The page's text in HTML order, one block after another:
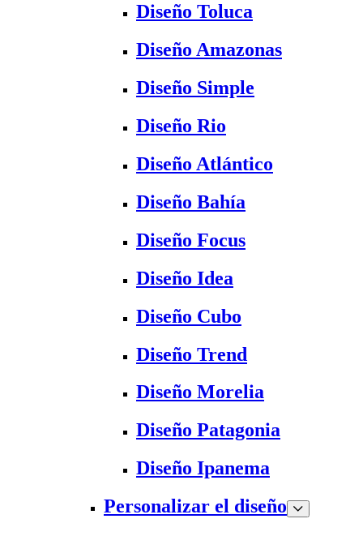
Diseño Toluca
Diseño Amazonas
Diseño Simple
Diseño Rio
Diseño Atlántico
Diseño Bahía
Diseño Focus
Diseño Idea
Diseño Cubo
Diseño Trend
Diseño Morelia
Diseño Patagonia
Diseño Ipanema
Personalizar el diseño